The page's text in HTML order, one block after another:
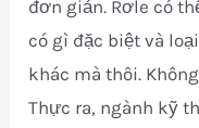
đơn giản. Rơle có
có gì đặc biệt và
khác mà thôi.
Thực ra, ngành kỹ